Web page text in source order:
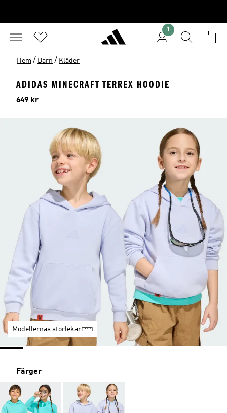
1
Hem / Barn / Kläder
ADIDAS MINECRAFT TERREX HOODIE
Pris
649 kr
Modellernas storlekar
Färger